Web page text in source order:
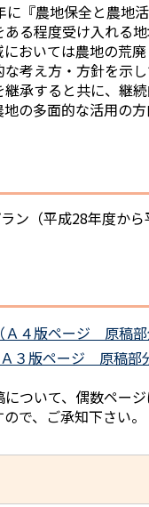
『農地保全と農地
ある程度受け入れる
おいては農地の荒
考え方・方針を示し
承すると共に、継
の多面的な活用の
ン（平成28年度か
Ａ４版ページ 原稿
３版ページ 原稿部
ついて、偶数ペー
で、ご承知下さい。